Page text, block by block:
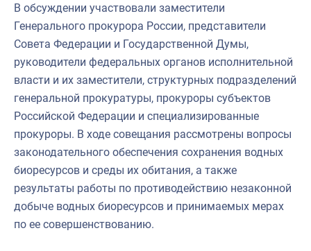
В обсуждении участвовали заместители
Генерального прокурора России, представители
Совета Федерации и Государственной Думы,
руководители федеральных органов исполнительной
власти и их заместители, структурных подразделений
генеральной прокуратуры, прокуроры субъектов
Российской Федерации и специализированные
прокуроры. В ходе совещания рассмотрены вопросы
законодательного обеспечения сохранения водных
биоресурсов и среды их обитания, а также
результаты работы по противодействию незаконной
добыче водных биоресурсов и принимаемых мерах
по ее совершенствованию.